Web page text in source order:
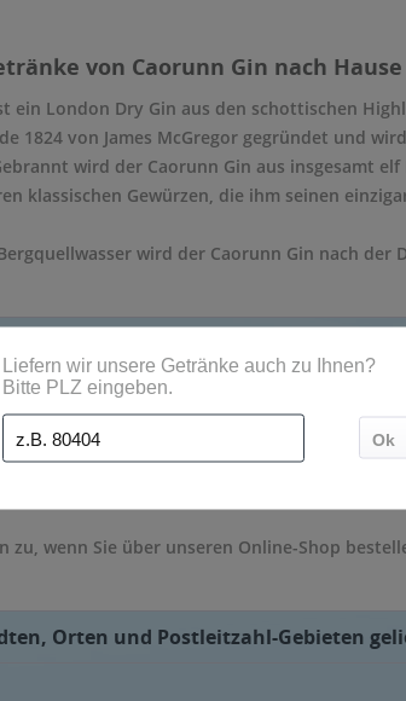
von Caorunn Gin nach
ein London Dry Gin aus den schottischen
1824 von James McGregor gegründet und
wird der Caorunn Gin aus insgesamt
klassischen Gewürzen, die ihm seinen
wird der Caorunn Gin nach der
Caorunn Gin in edlen 700ml-Glasflaschen,
wenn Sie über unseren Online-Shop
Orten und Postleitzahl-Gebieten